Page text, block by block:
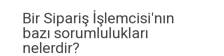
Bir Sipariş İşlemcisi'nın
bazı sorumlulukları
nelerdir?